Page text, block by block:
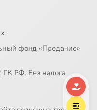
фонд «Предание»
ГК РФ. Без налога